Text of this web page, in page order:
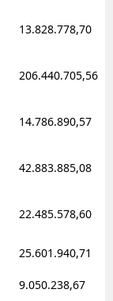
13.828.778,70
206.440.705,56
14.786.890,57
42.883.885,08
22.485.578,60
25.601.940,71
9.050.238,67